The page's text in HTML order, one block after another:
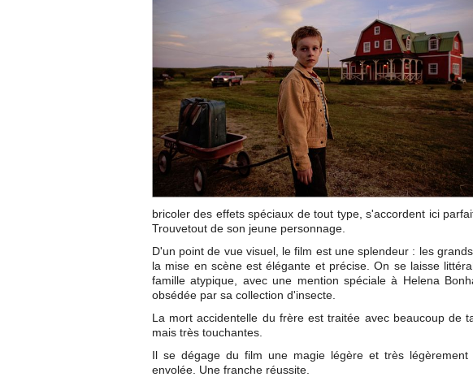
bricoler des effets spéciaux de tout type, s'accordent ici
Trouvetout de son jeune personnage.
D'un point de vue visuel, le film est une splendeur : les
la mise en scène est élégante et précise. On se laisse
famille atypique, avec une mention spéciale à Helena
obsédée par sa collection d'insecte.
La mort accidentelle du frère est traitée avec beaucoup de
mais très touchantes.
Il se dégage du film une magie légère et très
envolée. Une franche réussite.